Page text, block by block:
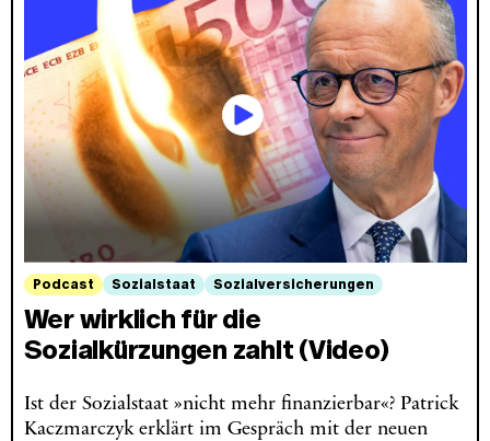
Podcast Sozialstaat Sozialversicherungen
Wer wirklich für die
Sozialkürzungen zahlt (Video)
Ist der Sozialstaat »nicht mehr finanzierbar«? Patrick
Kaczmarczyk erklärt im Gespräch mit der neuen